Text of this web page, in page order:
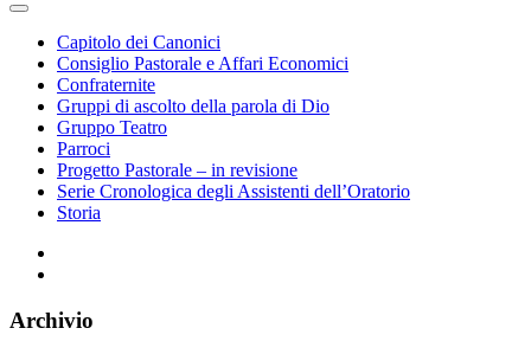
Capitolo dei Canonici
Consiglio Pastorale e Affari Economici
Confraternite
Gruppi di ascolto della parola di Dio
Gruppo Teatro
Parroci
Progetto Pastorale – in revisione
Serie Cronologica degli Assistenti dell’Oratorio
Storia
Archivio